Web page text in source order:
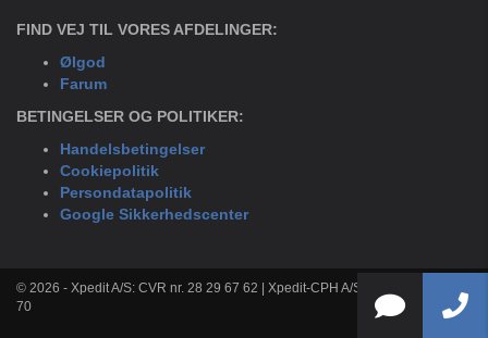
FIND VEJ TIL VORES AFDELINGER:
Ølgod
Farum
BETINGELSER OG POLITIKER:
Handelsbetingelser
Cookiepolitik
Persondatapolitik
Google Sikkerhedscenter
© 2026 - Xpedit A/S: CVR nr. 28 29 67 62 | Xpedit-CPH A/S: CVR nr. 33 36 80
70